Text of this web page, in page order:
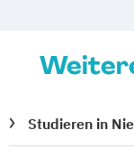
KI-
Studieren in